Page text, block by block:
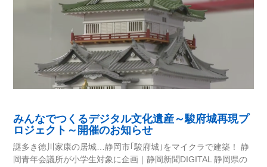
みんなでつくるデジタル文化遺産～駿府城再現プ
ロジェクト～開催のお知らせ
謎多き徳川家康の居城…静岡市｢駿府城｣をマイクラで建築！ 静
岡青年会議所が小学生対象に企画｜静岡新聞DIGITAL 静岡県の